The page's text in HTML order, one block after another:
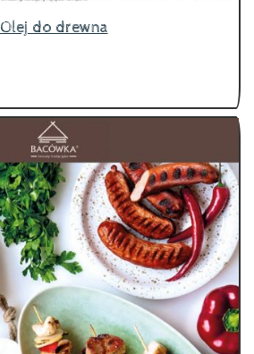
Olej do drewna